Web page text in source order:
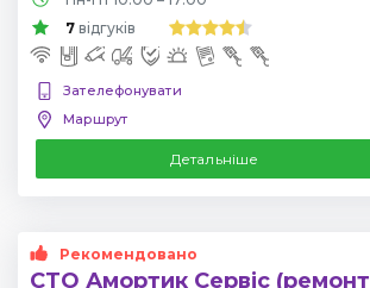
7 відгуків
Зателефонувати
Маршрут
Детальніше
Рекомендовано
СТО Амортик Сервіс (ремонт